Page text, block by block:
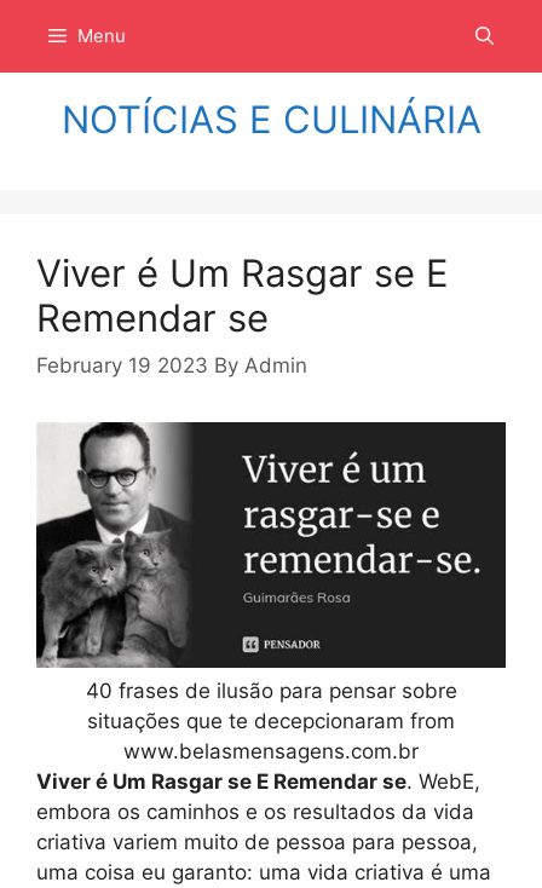
isi
Menu
NOTÍCIAS E CULINÁRIA
Viver é Um Rasgar se E
Remendar se
February 19 2023 By Admin
40 frases de ilusão para pensar sobre
situações que te decepcionaram from
www.belasmensagens.com.br
Viver é Um Rasgar se E Remendar se. WebE,
embora os caminhos e os resultados da vida
criativa variem muito de pessoa para pessoa,
uma coisa eu garanto: uma vida criativa é uma